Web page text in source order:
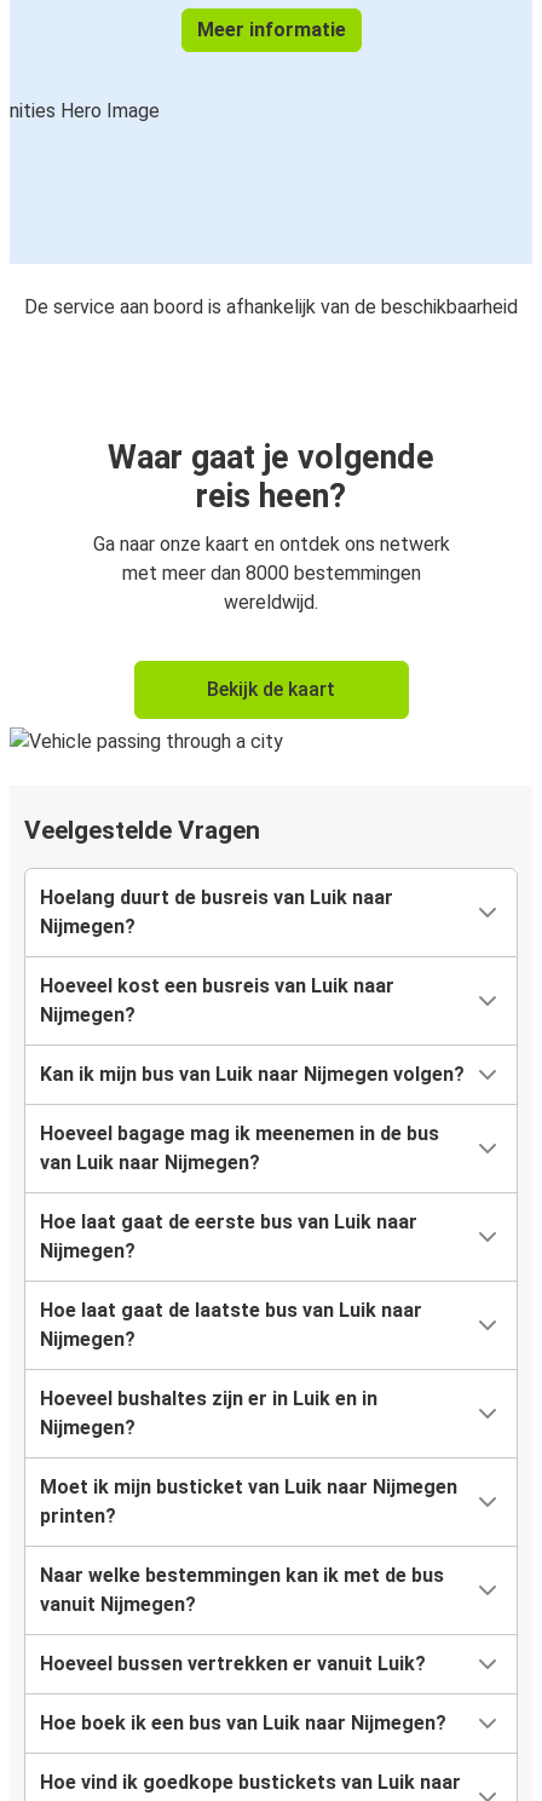
Meer informatie
De service aan boord is afhankelijk van de beschikbaarheid
Waar gaat je volgende
reis heen?
Ga naar onze kaart en ontdek ons netwerk
met meer dan 8000 bestemmingen
wereldwijd.
Bekijk de kaart
Veelgestelde Vragen
Hoelang duurt de busreis van Luik naar
Nijmegen?
Hoeveel kost een busreis van Luik naar
Nijmegen?
Kan ik mijn bus van Luik naar Nijmegen volgen?
Hoeveel bagage mag ik meenemen in de bus
van Luik naar Nijmegen?
Hoe laat gaat de eerste bus van Luik naar
Nijmegen?
Hoe laat gaat de laatste bus van Luik naar
Nijmegen?
Hoeveel bushaltes zijn er in Luik en in
Nijmegen?
Moet ik mijn busticket van Luik naar Nijmegen
printen?
Naar welke bestemmingen kan ik met de bus
vanuit Nijmegen?
Hoeveel bussen vertrekken er vanuit Luik?
Hoe boek ik een bus van Luik naar Nijmegen?
Hoe vind ik goedkope bustickets van Luik naar